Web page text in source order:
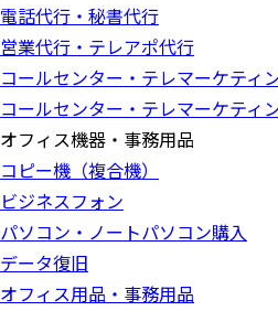
電話代行・秘書代行
営業代行・テレアポ代行
コールセンター・テレマーケティ
コールセンター・テレマーケティ
オフィス機器・事務用品
コピー機（複合機）
ビジネスフォン
パソコン・ノートパソコン購入
データ復旧
オフィス用品・事務用品